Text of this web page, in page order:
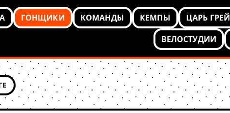
ГОНЩИКИ КОМАНДЫ КЕМПЫ ЦАРЬ
ВЕЛОСТУДИИ